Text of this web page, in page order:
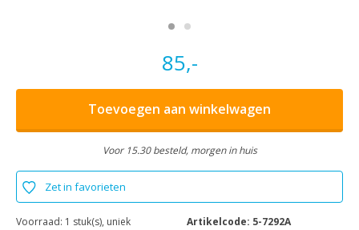
85,-
Toevoegen aan winkelwagen
Voor 15.30 besteld, morgen in huis
Zet in favorieten
Voorraad: 1 stuk(s), uniek
Artikelcode: 5-7292A